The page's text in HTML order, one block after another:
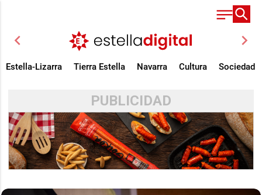
chevron_left chevron_right
Estella-Lizarra Tierra Estella Navarra Cultura Sociedad
PUBLICIDAD